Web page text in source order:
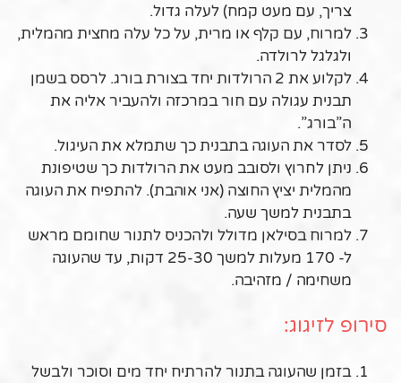
צריך, עם מעט קמח) לעלה גדול.
למרוח, עם קלף או מרית, על כל עלה מחצית מהמלית,
ולגלגל לרולדה.
לקלוע את 2 הרולדות יחד בצורת בורג. לרסס בשמן
תבנית עגולה עם חור במרכזה ולהעביר אליה את
ה”בורג”.
לסדר את העוגה בתבנית כך שתמלא את העיגול.
ניתן לחרוץ ולסובב מעט את הרולדות כך שטיפונת
מהמלית יציץ החוצה (אני אוהבת). להתפיח את העוגה
בתבנית למשך שעה.
למרוח בסילאן מדולל ולהכניס לתנור שחומם מראש
ל- 170 מעלות למשך 25-30 דקות, עד שהעוגה
משחימה / מזהיבה.
סירופ לזיגוג:
בזמן שהעוגה בתנור להרתיח יחד מים וסוכר ולבשל